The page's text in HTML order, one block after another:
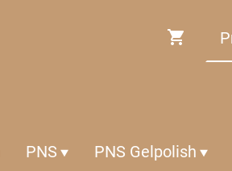
PNS PNS Gelpolish